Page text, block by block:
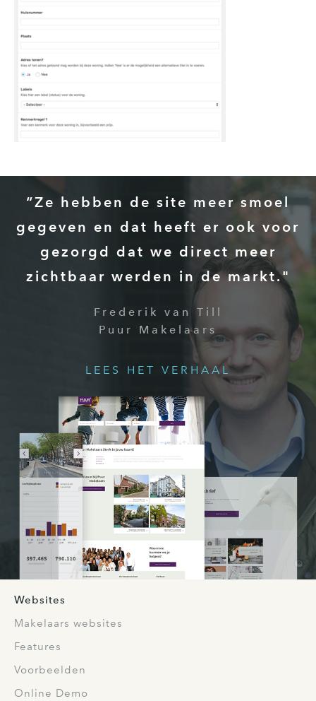
“Ze hebben de site meer smoel
gegeven en dat heeft er ook voor
gezorgd dat we direct meer
zichtbaar werden in de markt."
Frederik van Till
Puur Makelaars
LEES HET VERHAAL
Websites
Makelaars websites
Features
Voorbeelden
Online Demo